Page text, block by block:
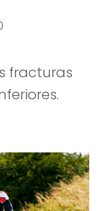
fracturas